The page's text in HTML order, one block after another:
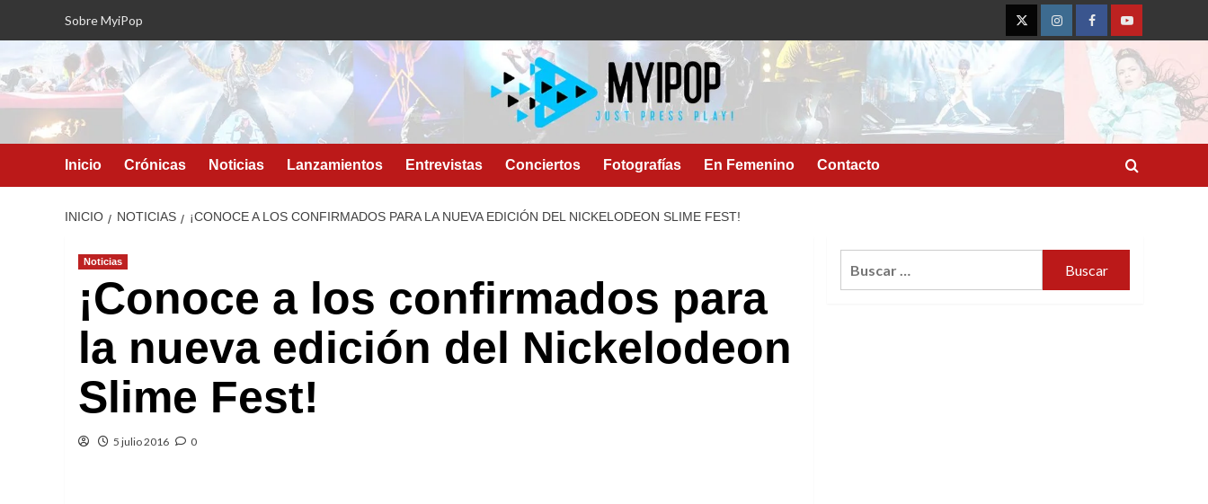
Sobre MyiPop
TwitterInstagramFacebookYouTube
Inicio Crónicas Noticias Lanzamientos Entrevistas Conciertos Fotografías En Femenino Contacto
INICIO NOTICIAS ¡CONOCE A LOS CONFIRMADOS PARA LA NUEVA EDICIÓN DEL NICKELODEON SLIME FEST!
Noticias
¡Conoce a los confirmados para
la nueva edición del Nickelodeon
Slime Fest!
5 julio 2016 0